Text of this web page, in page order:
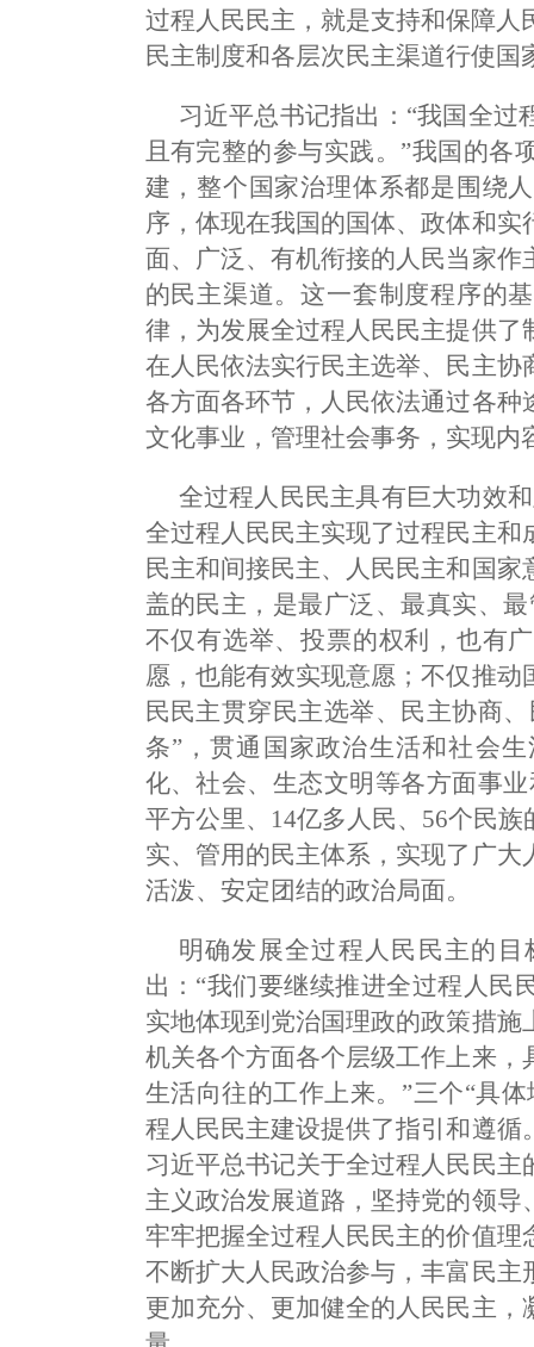
过程人民民主，就是支持和保障
民主制度和各层次民主渠道行使
习近平总书记指出：“我国全
且有完整的参与实践。”我国的各
建，整个国家治理体系都是围绕
序，体现在我国的国体、政体和实
面、广泛、有机衔接的人民当家
的民主渠道。这一套制度程序的
律，为发展全过程人民民主提供
在人民依法实行民主选举、民主
各方面各环节，人民依法通过各
文化事业，管理社会事务，实现内
全过程人民民主具有巨大功效
全过程人民民主实现了过程民主
民主和间接民主、人民民主和国
盖的民主，是最广泛、最真实、
不仅有选举、投票的权利，也有
愿，也能有效实现意愿；不仅推
民民主贯穿民主选举、民主协商
条”，贯通国家政治生活和社会
化、社会、生态文明等各方面事
平方公里、14亿多人民、56个民
实、管用的民主体系，实现了广
活泼、安定团结的政治局面。
明确发展全过程人民民主的
出：“我们要继续推进全过程人民
实地体现到党治国理政的政策措
机关各个方面各个层级工作上来
生活向往的工作上来。”三个“具
程人民民主建设提供了指引和遵
习近平总书记关于全过程人民民
主义政治发展道路，坚持党的领
牢牢把握全过程人民民主的价值
不断扩大人民政治参与，丰富民
更加充分、更加健全的人民民主